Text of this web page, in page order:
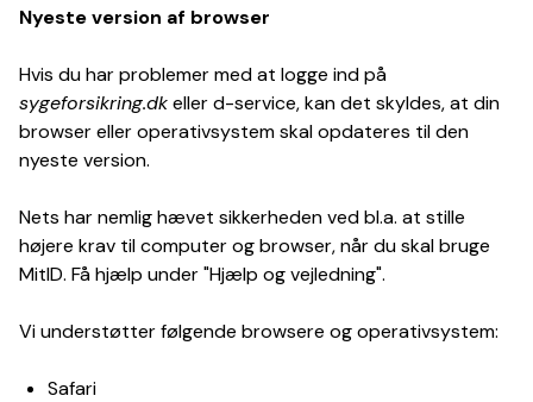
Nyeste version af browser
Hvis du har problemer med at logge ind på
sygeforsikring.dkeller d-service, kan det skyldes, at din
browser eller operativsystem skal opdateres til den
nyeste version.
Nets har nemlig hævet sikkerheden ved bl.a. at stille
højere krav til computer og browser, når du skal bruge
MitID. Få hjælp under "Hjælp og vejledning".
Vi understøtter følgende browsere og operativsystem:
Safari